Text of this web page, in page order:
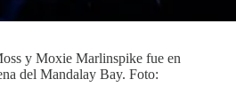
y Moxie Marlinspike fue en
del Mandalay Bay. Foto: